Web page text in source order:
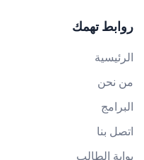
روابط تهمك
الرئيسية
من نحن
البرامج
اتصل بنا
بوابة الطالب